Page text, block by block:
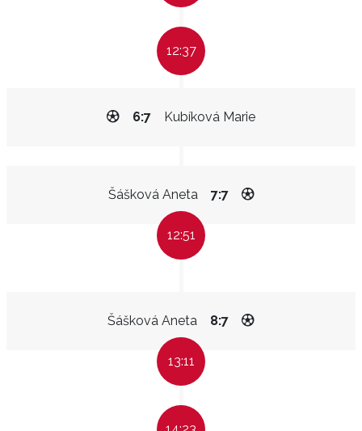
12:37
Kubíková Marie
6:7
Šášková Aneta 7:7
12:51
Šášková Aneta 8:7
13:11